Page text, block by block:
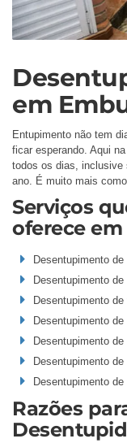
em
Entupimento não tem
ficar esperando. Aqui
todos os dias, inclusive
ano. É muito mais
Serviços
oferece
Desentupimento de
Desentupimento de
Desentupimento
Desentupimento
Desentupimento
Desentupimento
Desentupimento
Razões